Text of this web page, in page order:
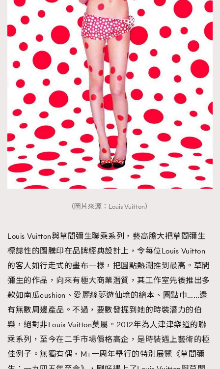
（圖片來源：Louis Vuitton）
Louis Vuitton與草間彌生聯乘系列，藝高膽大把草間彌生
標誌性的圖騰印在品牌經典設計上，令每位Louis Vuitton
的客人如行走式的畫布一樣，把圓點熱潮推到最高。草間
彌生的作品，向來有極大商業潛質，其工作室先後推出多
款如南瓜cushion、愛麗絲夢遊仙境的繪本、圓點巾……還
有無數周邊產品。不過，要數發掘到她的時裝潛力的伯
樂，絕對非Louis Vuitton莫屬。2012年為人津津樂道的聯
乘系列，至今在二手市場價格高企，是時裝遇上藝術的極
佳例子。無獨有偶，M+一周年舉行的特別展覽《草間彌